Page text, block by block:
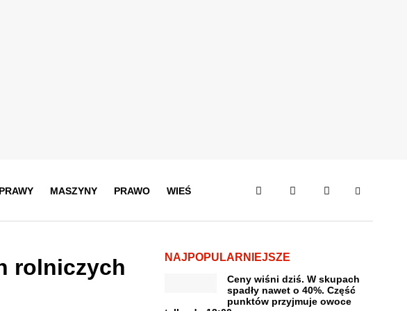
MASZYNY PRAWO WIEŚ
rolniczych
NAJPOPULARNIEJSZE
Ceny wiśni dziś. W skupach
spadły nawet o 40%. Część
punktów przyjmuje owoce